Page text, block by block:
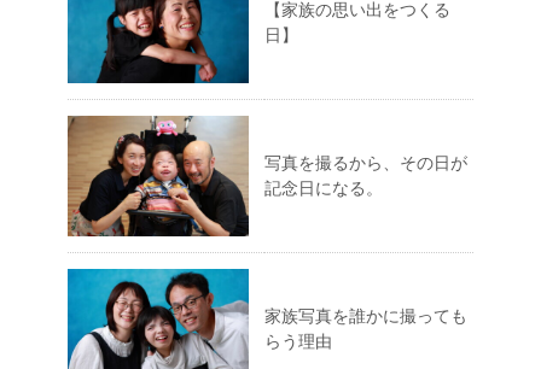
【家族の思い出をつくる
日】
写真を撮るから、その日が
記念日になる。
家族写真を誰かに撮っても
らう理由